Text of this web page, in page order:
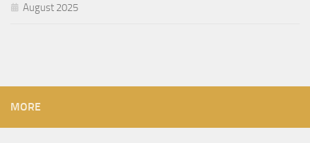
August 2025
MORE